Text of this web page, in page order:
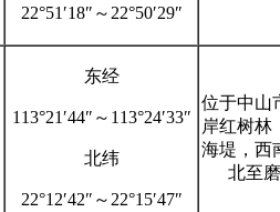
22°51′18″～22°50′29″
东经
113°21′44″～113°24′33″
北纬
22°12′42″～22°15′47″
位于中山
岸红树林
海堤，西
北至